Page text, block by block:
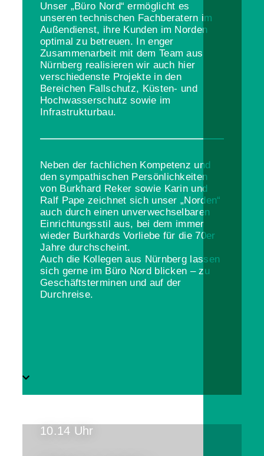
Unser „Büro Nord“ ermöglicht es
unseren technischen Fachberatern im
Außendienst, ihre Kunden im Norden
optimal zu betreuen. In enger
Zusammenarbeit mit dem Team aus
Nürnberg realisieren wir auch hier
verschiedenste Projekte in den
Bereichen Fallschutz, Küsten- und
Hochwasserschutz sowie im
Infrastrukturbau.
Neben der fachlichen Kompetenz und
den sympathischen Persönlichkeiten
von Burkhard Reker sowie Karin und
Ralf Pape zeichnet sich unser „Norden“
auch durch einen unverwechselbaren
Einrichtungsstil aus, bei dem immer
wieder Burkhards Vorliebe für die 70er
Jahre durchscheint.
Auch die Kollegen aus Nürnberg lassen
sich gerne im Büro Nord blicken – zu
Geschäftsterminen und auf der
Durchreise.
10.14 Uhr